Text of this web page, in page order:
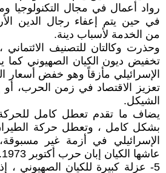
رواد أعمال في مجال التكنولوجيا
في حين يتم إعفاء رجال الدين
من الخدمة لأسباب دينة.
وحذرت وكالتان للتصنيف
تخفيض ديون الكيان الصهيوني كما
الإسرائيلي مأزقاً وهو خفض أسعار
تعزيز الاقتصاد في زمن الحرب، أو
الشيكل.
يضاف ما تقدم تعطل كامل للحركة
بشكل كامل ، وتعطل حركة
الإسرائيلي في أزمة غير
عاشها الكيان إبان حرب أكتوبر 1973.
5- عزلة كبيرة للكيان الصهيوني ،